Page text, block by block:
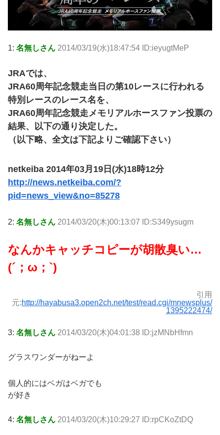
1: 名無しさん 2014/03/19(水)18:47:54 ID:ieyugtMeP
JRAでは、
JRA60周年記念競走当日の第10レースに行われる
特別レースのレース名を、
JRA60周年記念競走メモリアルホースファン投票の
結果、以下の通り決定した。
（以下略、全文は下記よりご確認下さい）
netkeiba 2014年03月19日(水)18時12分
http://news.netkeiba.com/?
pid=news_view&no=85278
2: 名無しさん 2014/03/20(木)00:13:07 ID:S349ysugm
なんかキャッチコピーが胡散臭い…
(´；ω；`)
引用
元:http://hayabusa3.open2ch.net/test/read.cgi/mnewsplus/
1395222474/
3: 名無しさん 2014/03/20(木)04:01:38 ID:jzMNbHfmn
グラスワンダーがねーよ
個人的にはベガはベガでも
が好き
4: 名無しさん 2014/03/20(木)10:29:27 ID:rpCKoZtDQ